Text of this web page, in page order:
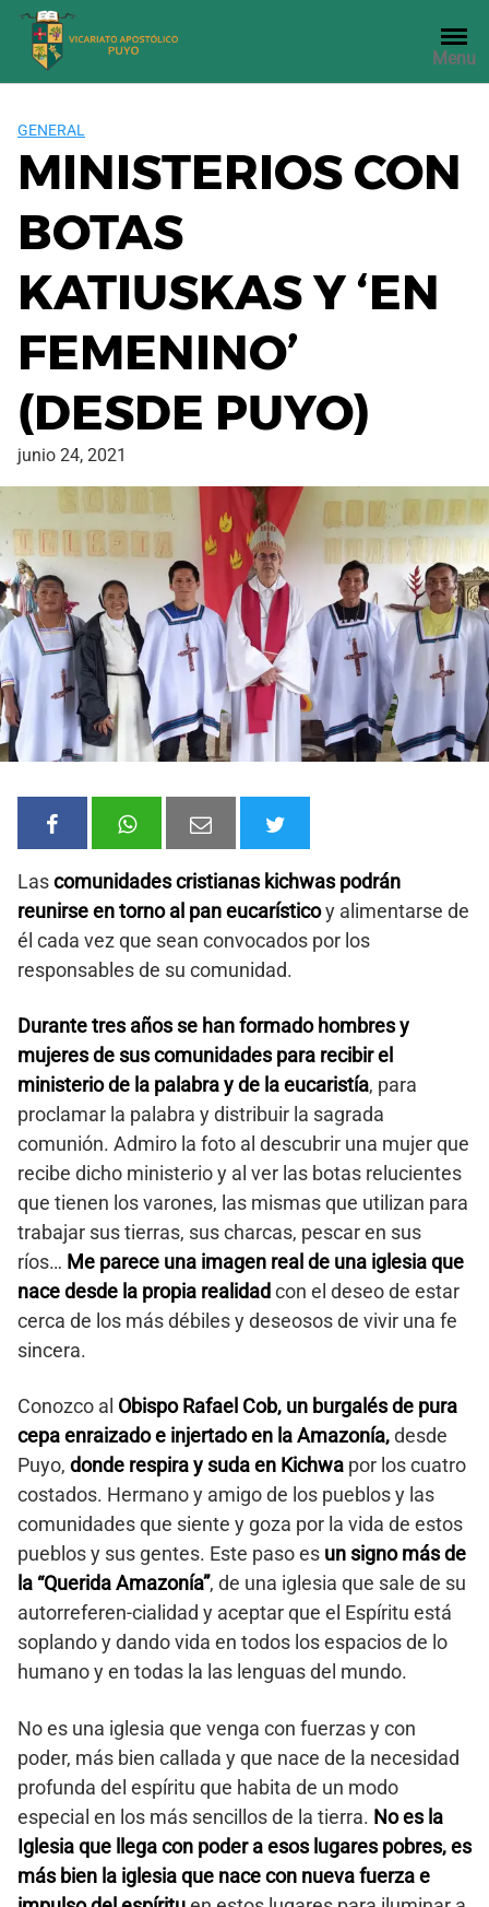
Saltar
contenido
Menu
GENERAL
MINISTERIOS CON
BOTAS
KATIUSKAS Y ‘EN
FEMENINO’
(DESDE PUYO)
junio 24, 2021
Lascomunidades cristianas kichwas podrán
reunirse en torno al pan eucarísticoy alimentarse de
él cada vez que sean convocados por los
responsables de su comunidad.
Durante tres años se han formado hombres y
mujeres de sus comunidades para recibir el
ministerio de la palabra y de la eucaristía, para
proclamar la palabra y distribuir la sagrada
comunión. Admiro la foto al descubrir una mujer que
recibe dicho ministerio y al ver las botas relucientes
que tienen los varones, las mismas que utilizan para
trabajar sus tierras, sus charcas, pescar en sus
ríos… Me parece una imagen real de una iglesia que
nace desde la propia realidadcon el deseo de estar
cerca de los más débiles y deseosos de vivir una fe
sincera.
Conozco al Obispo Rafael Cob, un burgalés de pura
cepa enraizado e injertado en la Amazonía,desde
Puyo, donde respira y suda en Kichwa por los cuatro
costados. Hermano y amigo de los pueblos y las
comunidades que siente y goza por la vida de estos
pueblos y sus gentes. Este paso es un signo más de
la “Querida Amazonía”, de una iglesia que sale de su
autorreferen-cialidad y aceptar que el Espíritu está
soplando y dando vida en todos los espacios de lo
humano y en todas la las lenguas del mundo.
No es una iglesia que venga con fuerzas y con
poder, más bien callada y que nace de la necesidad
profunda del espíritu que habita de un modo
especial en los más sencillos de la tierra. No es la
Iglesia que llega con poder a esos lugares pobres, es
más bien la iglesia que nace con nueva fuerza e